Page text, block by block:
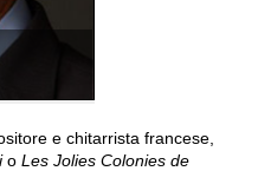
e chitarrista francese,
o Les Jolies Colonies de